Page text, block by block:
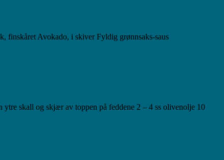
finskåret Avokado, i skiver Fyldig grønnsaks-saus
skall og skjær av toppen på feddene 2 – 4 ss olivenolje 10